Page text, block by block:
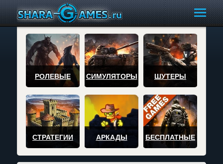
РОЛЕВЫЕ СИМУЛЯТОРЫ ШУТЕРЫ
СТРАТЕГИИ АРКАДЫ БЕСПЛАТНЫЕ